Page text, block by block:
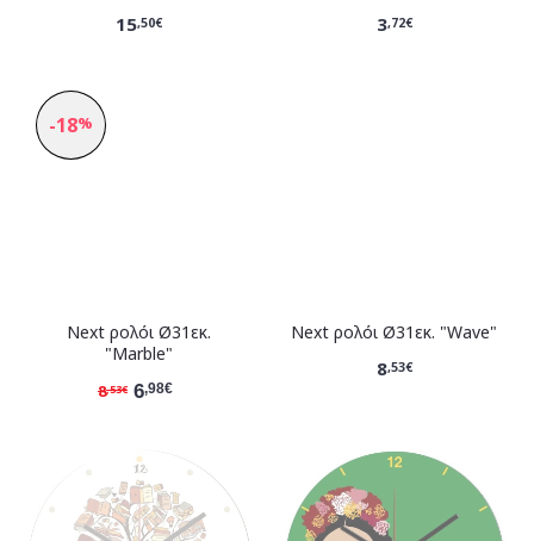
15,50€ 3,72€
-18%
Νext ρολόι Ø31εκ.
"Marble"
6,98€
8,53€
Νext ρολόι Ø31εκ. "Wave"
8,53€